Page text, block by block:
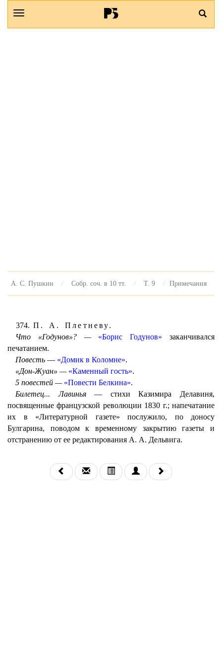
А. С. Пушкин Собр. соч. в 10 тт. Т. 9 Примечания
374. П. А. Плетневу.
Что «Годунов»? — «Борис Годунов» заканчивался
печатанием.
Повесть — «Домик в Коломне».
«Дон-Жуан» — «Каменный гость».
5 повестей — «Повести Белкина».
Билетец... Лавинья— стихи Казимира Делавиня,
посвященные французской революции 1830 г.; напечатание
их в «Литературной газете» послужило, по доносу
Булгарина, поводом к временному закрытию газеты и
отстранению от ее редактирования А. А. Дельвига.